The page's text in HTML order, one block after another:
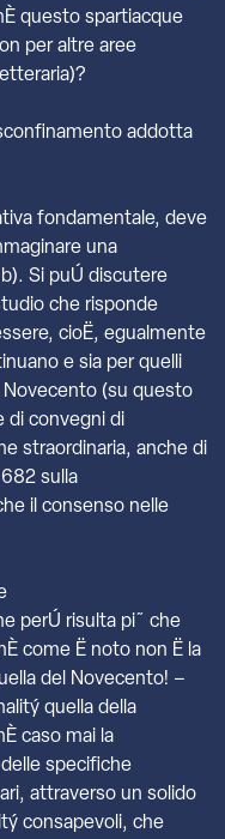
questo spartiacque
per altre aree
addotta
fondamentale, deve
una
Si puÚ discutere
che risponde
cioË, egualmente
e sia per quelli
Novecento (su questo
di convegni di
straordinaria, anche di
sulla
il consenso nelle
perÚ risulta pi˜ che
come Ë noto non Ë la
del Novecento! –
quella della
caso mai la
specifiche
attraverso un solido
consapevoli, che